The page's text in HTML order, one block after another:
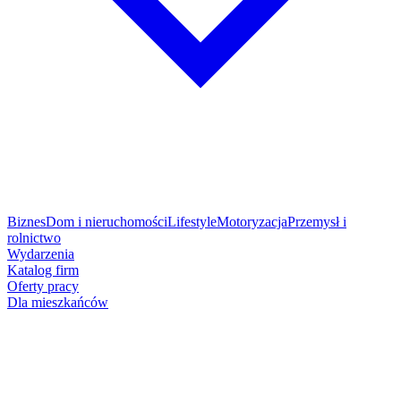
BiznesDom i nieruchomościLifestyleMotoryzacjaPrzemysł i
rolnictwo
Wydarzenia
Katalog firm
Oferty pracy
Dla mieszkańców